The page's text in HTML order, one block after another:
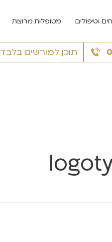
וטיפולים מטופלות מרוצות
תוכן למורשים בלבד